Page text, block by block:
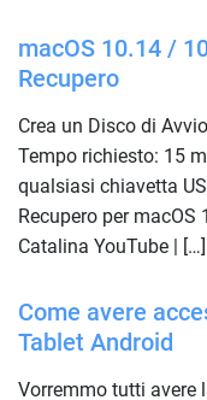
macOS 10.14 /
Recupero
Crea un Disco di
Tempo richiesto: 15
qualsiasi chiavetta
Recupero per
Catalina YouTube | […]
Come avere
Tablet Android
Vorremmo tutti avere